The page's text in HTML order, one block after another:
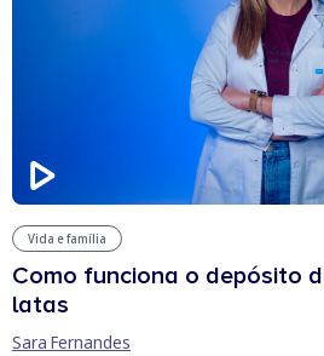
Vida e família
Como funciona o depósito
latas
Sara Fernandes